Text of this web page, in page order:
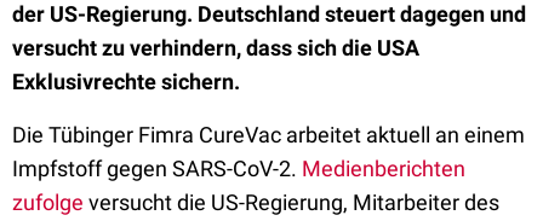
der US-Regierung. Deutschland steuert dagegen und
versucht zu verhindern, dass sich die USA
Exklusivrechte sichern.
Die Tübinger Fimra CureVac arbeitet aktuell an einem
Impfstoff gegen SARS-CoV-2. Medienberichten
zufolge versucht die US-Regierung, Mitarbeiter des